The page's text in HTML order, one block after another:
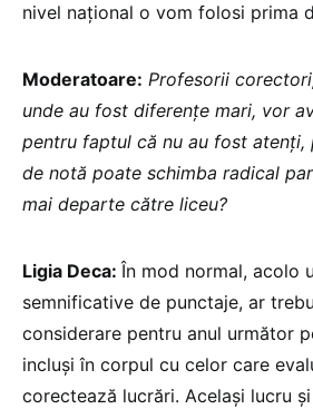
nivel național o vom folosi prima
Moderatoare: Profesorii
unde au fost diferențe mari, vor
pentru faptul că nu au fost atenți,
de notă poate schimba radical
mai departe către liceu?
Ligia Deca: În mod normal, acolo
semnificative de punctaje, ar
considerare pentru anul următor
incluși în corpul cu celor care
corectează lucrări. Același lucru